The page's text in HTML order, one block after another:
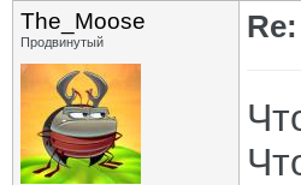
The_Moose
Продвинутый